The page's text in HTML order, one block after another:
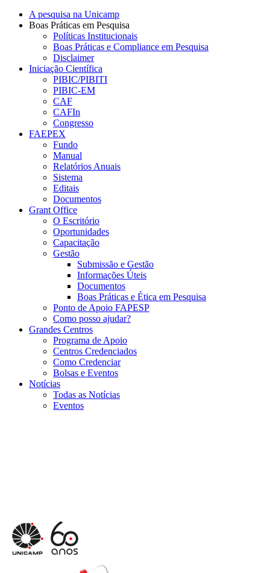
A pesquisa na Unicamp
Boas Práticas em Pesquisa
Políticas Institucionais
Boas Práticas e Compliance em Pesquisa
Disclaimer
Iniciação Científica
PIBIC/PIBITI
PIBIC-EM
CAF
CAFIn
Congresso
FAEPEX
Fundo
Manual
Relatórios Anuais
Sistema
Editais
Documentos
Grant Office
O Escritório
Oportunidades
Capacitação
Gestão
Submissão e Gestão
Informações Úteis
Documentos
Boas Práticas e Ética em Pesquisa
Ponto de Apoio FAPESP
Como posso ajudar?
Grandes Centros
Programa de Apoio
Centros Credenciados
Como Credenciar
Bolsas e Eventos
Notícias
Todas as Notícias
Eventos